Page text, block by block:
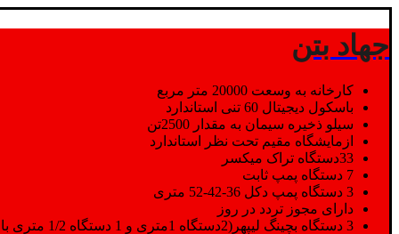
جهاد بتن
کارخانه به وسعت 20000 متر مربع
باسکول دیجیتال 60 تنی استاندارد
سیلو ذخیره سیمان به مقدار 2500تن
ازمایشگاه مقیم تحت نظر استاندارد
33دستگاه تراک میکسر
7 دستگاه پمپ ثابت
3 دستگاه پمپ دکل 36-42-52 متری
دارای مجوز تردد در روز
3 دستگاه بچینگ لیپهر(2دستگاه 1متری و 1 دستگاه 1/2 متری با توان تولید 150 متر مکعب در ساعت)